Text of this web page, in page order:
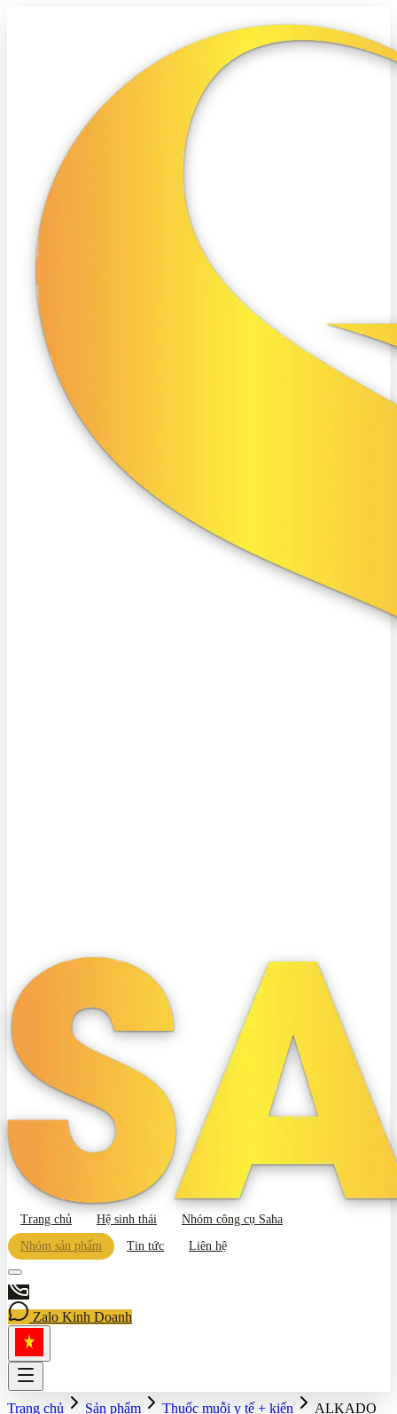
Trang chủ Hệ sinh thái
Nhóm công cụ Saha
Nhóm sản phẩm
Tin tức Liên hệ
Zalo Kinh Doanh
Trang chủ Sản phẩm Thuốc muỗi y tế + kiến
ALKADO